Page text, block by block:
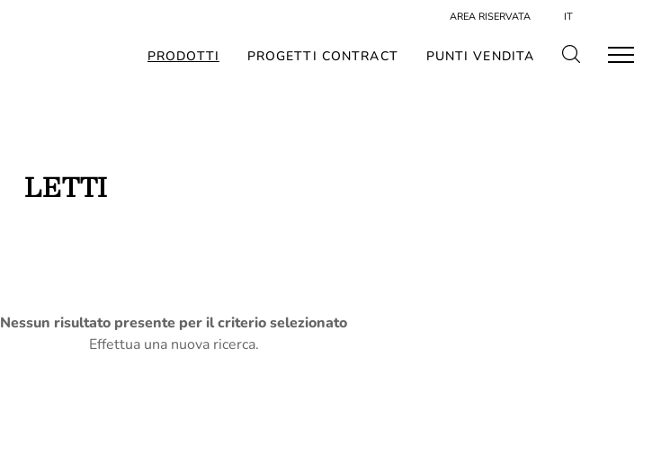
AREA RISERVATA IT
PRODOTTI PROGETTI CONTRACT PUNTI VENDITA
LETTI
Nessun risultato presente per il criterio selezionato
Effettua una nuova ricerca.